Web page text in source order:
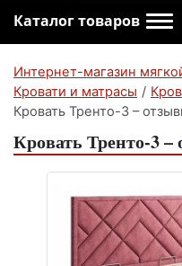
Каталог товаров
Интернет-магазин
Кровати и матрасы /
Кровать Тренто-3 –
Кровать Тренто-3